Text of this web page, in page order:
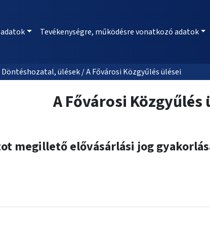
Tevékenységre, működésre vonatkozó adatok
ülések / A Fővárosi Közgyűlés ülései
A Fővárosi Közgyűlés
megillető elővásárlási jog